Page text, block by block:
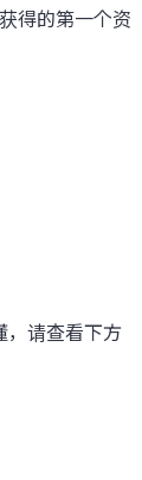
得的第一个资
，请查看下方